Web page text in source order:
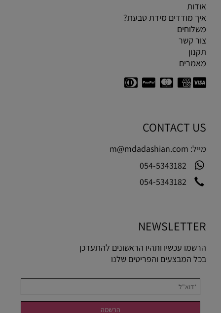
אודות
איך מודדים מידת טבעת?
משלוחים
צור קשר
תקנון
מאמרים
CONTACT US
מייל: m@mdadashian.com
054-5343182
054-5343182
NEWSLETTER
הרשמו עכשיו ותהיו הראשונים להתעדכן
בכל המבצעים והפריטים שלנו